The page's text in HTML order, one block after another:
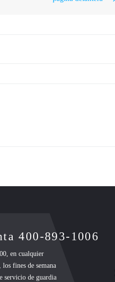
400-893-1006
en cualquier
fines de semana
servicio de guardia